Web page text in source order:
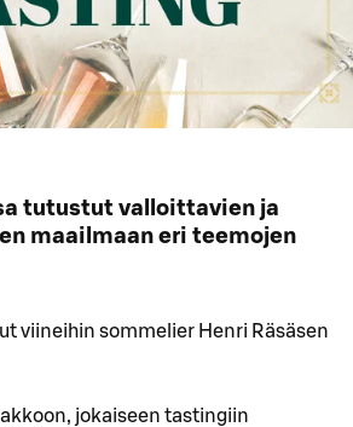
tutustut valloittavien ja
maailmaan eri teemojen
viineihin sommelier Henri Räsäsen
jokaiseen tastingiin